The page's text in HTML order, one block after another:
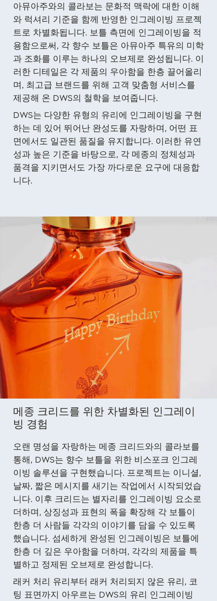
아뮤아주와의 콜라보는 문화적 맥락에 대한 이해
와 럭셔리 기준을 함께 반영한 인그레이빙 프로젝
트로 차별화됩니다. 보틀 측면에 인그레이빙을 적
용함으로써, 각 향수 보틀은 아뮤아주 특유의 미학
과 조화를 이루는 하나의 오브제로 완성됩니다. 이
러한 디테일은 각 제품의 우아함을 한층 끌어올리
며, 최고급 브랜드를 위해 고객 맞춤형 서비스를
제공해 온 DWS의 철학을 보여줍니다.
DWS는 다양한 유형의 유리에 인그레이빙을 구현
하는 데 있어 뛰어난 완성도를 자랑하며, 어떤 표
면에서도 일관된 품질을 유지합니다. 이러한 유연
성과 높은 기준을 바탕으로, 각 메종의 정체성과
품격을 지키면서도 가장 까다로운 요구에 대응합
니다.
메종 크리드를 위한 차별화된 인그레이
빙 경험
오랜 명성을 자랑하는 메종 크리드와의 콜라보를
통해, DWS는 향수 보틀을 위한 비스포크 인그레
이빙 솔루션을 구현했습니다. 프로젝트는 이니셜,
날짜, 짧은 메시지를 새기는 작업에서 시작되었습
니다. 이후 크리드는 별자리를 인그레이빙 요소로
더하며, 상징성과 표현의 폭을 확장해 각 보틀이
한층 더 사람들 각각의 이야기를 담을 수 있도록
했습니다. 섬세하게 완성된 인그레이빙은 보틀에
한층 더 깊은 우아함을 더하며, 각각의 제품을 특
별하고 정제된 오브제로 완성합니다.
래커 처리 유리부터 래커 처리되지 않은 유리, 코
팅 표면까지 아우르는 DWS의 유리 인그레이빙